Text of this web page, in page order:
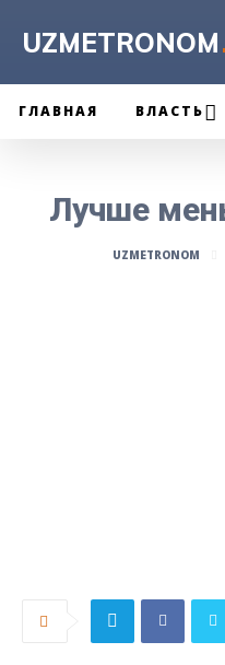
UZMETRONOM
ГЛАВНАЯ ВЛАСТЬ
Лучше
UZMETRONOM